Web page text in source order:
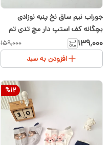
جوراب نیم ساق نخ پنبه نوزادی
بچگانه کف استپ دار مچ تدی تم
قهوه ای ۱ تا ۴ سال
۱۳۹٬۰۰۰ ۱۵۹٬۰۰۰
افزودن به سبد
%12